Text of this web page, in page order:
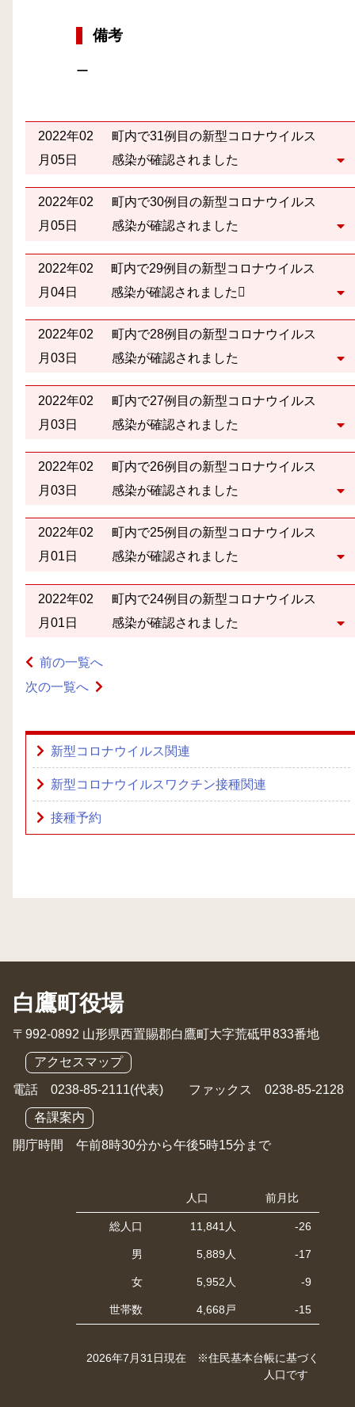
備考
ー
2022年02
月05日
町内で31例目の新型コロナウイルス
感染が確認されました
2022年02
月05日
町内で30例目の新型コロナウイルス
感染が確認されました
2022年02
月04日
町内で29例目の新型コロナウイルス
感染が確認されました
2022年02
月03日
町内で28例目の新型コロナウイルス
感染が確認されました
2022年02
月03日
町内で27例目の新型コロナウイルス
感染が確認されました
2022年02
月03日
町内で26例目の新型コロナウイルス
感染が確認されました
2022年02
月01日
町内で25例目の新型コロナウイルス
感染が確認されました
2022年02
月01日
町内で24例目の新型コロナウイルス
感染が確認されました
前の一覧へ
次の一覧へ
新型コロナウイルス関連
新型コロナウイルスワクチン接種関連
接種予約
白鷹町役場
〒992-0892 山形県西置賜郡白鷹町大字荒砥甲833番地
アクセスマップ
電話 0238-85-2111(代表) ファックス 0238-85-2128
各課案内
開庁時間 午前8時30分から午後5時15分まで
人口 前月比
総人口 11,841人 -26
男 5,889人 -17
女 5,952人 -9
世帯数 4,668戸 -15
2026年7月31日現在 ※住民基本台帳に基づく
人口です